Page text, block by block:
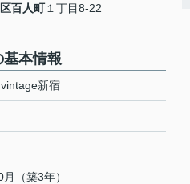
百人町１丁目8-22
本情報
新宿
（築3年）